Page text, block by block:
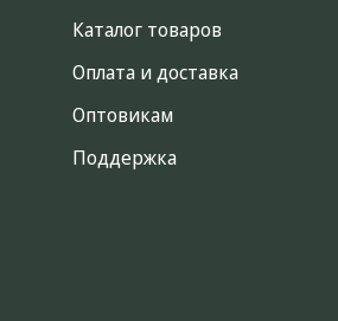
Каталог товаров
Оплата и доставка
Оптовикам
Поддержка